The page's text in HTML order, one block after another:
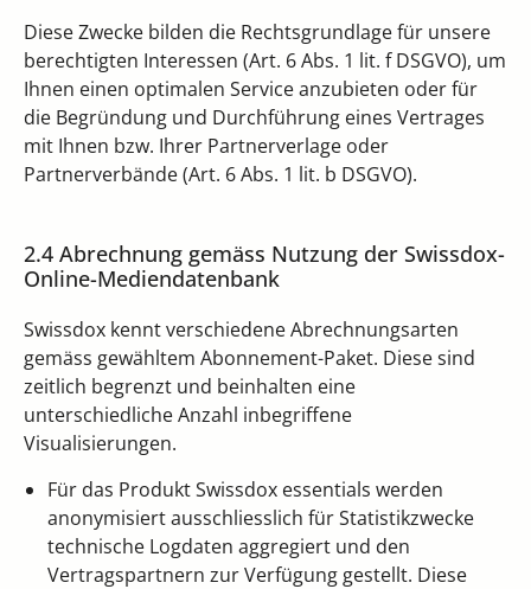
Diese Zwecke bilden die Rechtsgrundlage für unsere
berechtigten Interessen (Art. 6 Abs. 1 lit. f DSGVO), um
Ihnen einen optimalen Service anzubieten oder für
die Begründung und Durchführung eines Vertrages
mit Ihnen bzw. Ihrer Partnerverlage oder
Partnerverbände (Art. 6 Abs. 1 lit. b DSGVO).
2.4 Abrechnung gemäss Nutzung der Swissdox-
Online-Mediendatenbank
Swissdox kennt verschiedene Abrechnungsarten
gemäss gewähltem Abonnement-Paket. Diese sind
zeitlich begrenzt und beinhalten eine
unterschiedliche Anzahl inbegriffene
Visualisierungen.
Für das Produkt Swissdox essentials werden
anonymisiert ausschliesslich für Statistikzwecke
technische Logdaten aggregiert und den
Vertragspartnern zur Verfügung gestellt. Diese